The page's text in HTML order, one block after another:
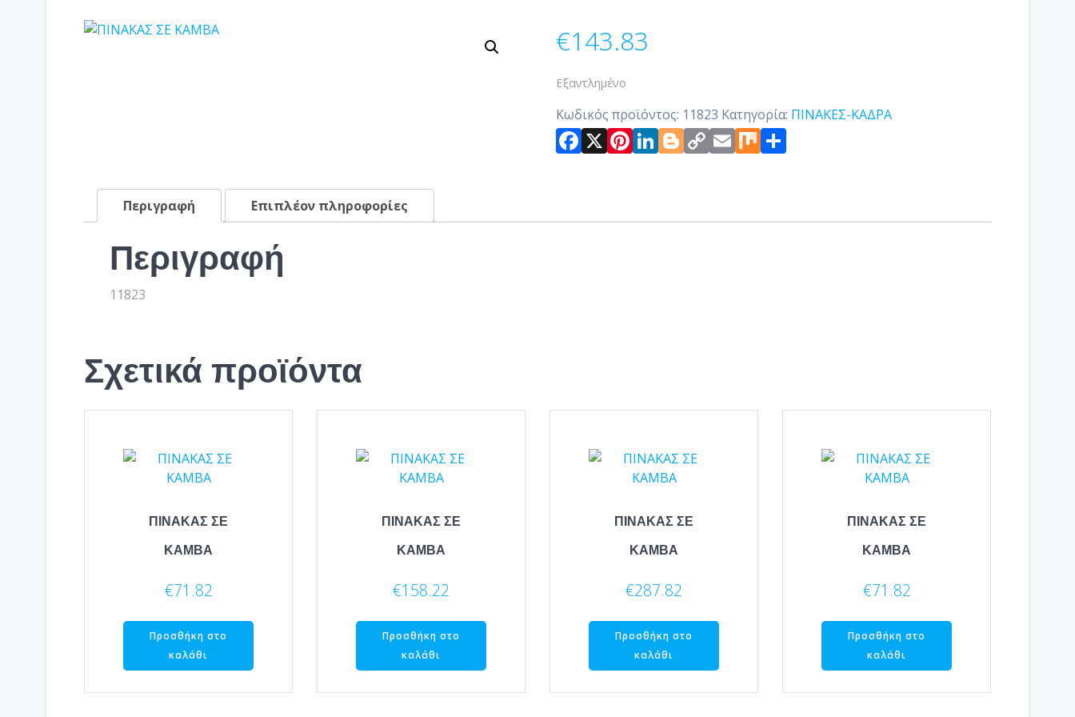
€143.83
Εξαντλημένο
Κωδικός προϊόντος: 11823 Κατηγορία: ΠΙΝΑΚΕΣ-ΚΑΔΡΑ
Facebook
X Pinterest
LinkedIn
Blogger
Copy
Link
Email
MixΜοιραστείτε
Περιγραφή Επιπλέον πληροφορίες
Περιγραφή
11823
Σχετικά προϊόντα
ΠΙΝΑΚΑΣ ΣΕ
ΚΑΜΒΑ
€71.82
Προσθήκη στο
καλάθι
ΠΙΝΑΚΑΣ ΣΕ
ΚΑΜΒΑ
€158.22
Προσθήκη στο
καλάθι
ΠΙΝΑΚΑΣ ΣΕ
ΚΑΜΒΑ
€287.82
Προσθήκη στο
καλάθι
ΠΙΝΑΚΑΣ ΣΕ
ΚΑΜΒΑ
€71.82
Προσθήκη στο
καλάθι